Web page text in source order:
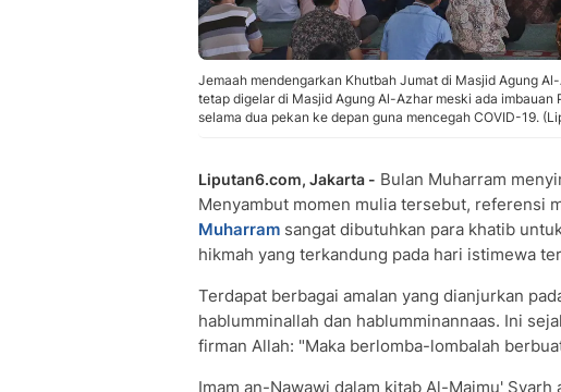
Jemaah mendengarkan Khutbah Jumat di Masjid Agung
tetap digelar di Masjid Agung Al-Azhar meski ada
selama dua pekan ke depan guna mencegah COVID-19.
Liputan6.com, Jakarta - Bulan Muharram
Menyambut momen mulia tersebut, referensi
Muharram sangat dibutuhkan para khatib
hikmah yang terkandung pada hari istimewa
Terdapat berbagai amalan yang dianjurkan
hablumminallah dan hablumminannaas. Ini
firman Allah: "Maka berlomba-lombalah
Imam an-Nawawi dalam kitab Al-Majmu'